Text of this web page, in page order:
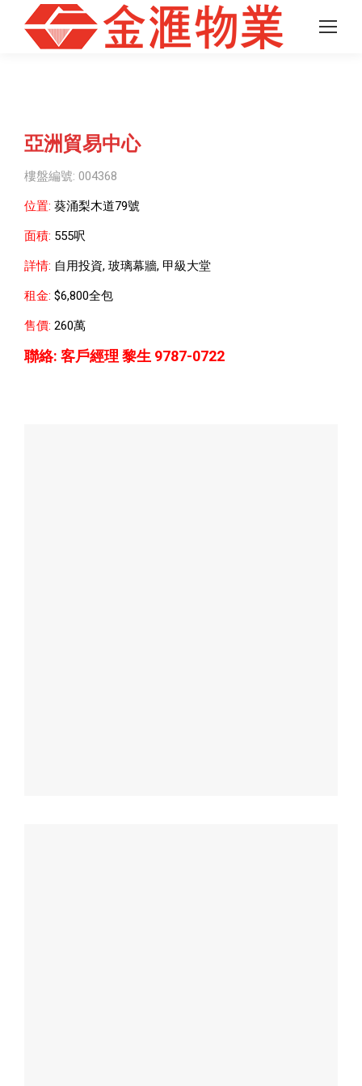
亞洲貿易中心
樓盤編號: 004368
位置: 葵涌梨木道79號
面積: 555呎
詳情: 自用投資, 玻璃幕牆, 甲級大堂
租金: $6,800全包
售價: 260萬
聯絡: 客戶經理 黎生 9787-0722